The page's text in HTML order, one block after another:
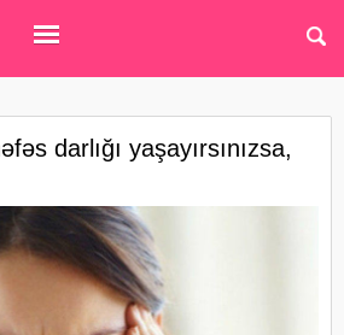
darlığı yaşayırsınızsa,